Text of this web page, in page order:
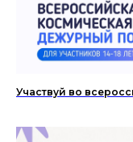
Участвуй во